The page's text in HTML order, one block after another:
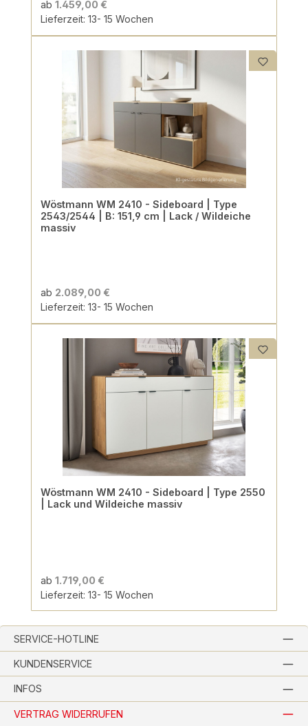
ab 1.459,00 €
Lieferzeit: 13- 15 Wochen
Wöstmann WM 2410 - Sideboard | Type
2543/2544 | B: 151,9 cm | Lack / Wildeiche
massiv
ab 2.089,00 €
Lieferzeit: 13- 15 Wochen
Wöstmann WM 2410 - Sideboard | Type 2550
| Lack und Wildeiche massiv
ab 1.719,00 €
Lieferzeit: 13- 15 Wochen
SERVICE-HOTLINE
KUNDENSERVICE
INFOS
VERTRAG WIDERRUFEN